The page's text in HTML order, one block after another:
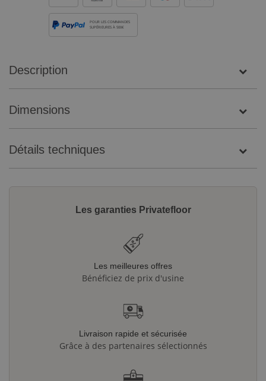
POUR LES COMMANDES
SUPÉRIEURES À 500€
Description
Dimensions
Détails techniques
Les garanties Privatefloor
Les meilleures offres
Bénéficiez de prix d'usine
Livraison rapide et sécurisée
Grâce à des partenaires sélectionnés